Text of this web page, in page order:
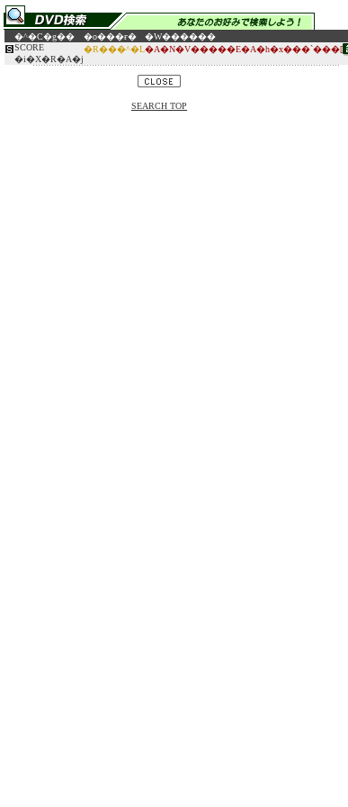
�^�C�g�� �o���ғ�
�W������
SCORE
�i�X�R�A�j
�R���^�L�A�N�V�����E�A�h�x���`���[
SEARCH TOP